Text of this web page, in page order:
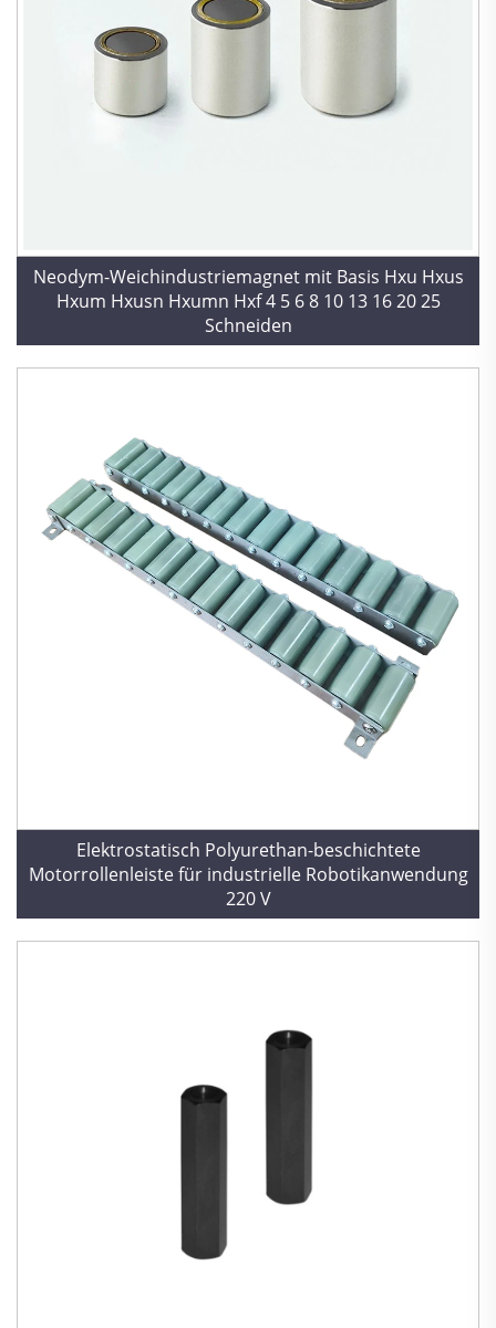
Neodym-Weichindustriemagnet mit Basis Hxu Hxus
Hxum Hxusn Hxumn Hxf 4 5 6 8 10 13 16 20 25
Schneiden
Elektrostatisch Polyurethan-beschichtete
Motorrollenleiste für industrielle Robotikanwendung
220 V